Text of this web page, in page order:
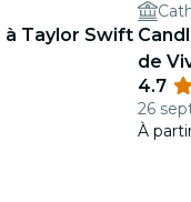
à Taylor Swift
de
4.7
26
À